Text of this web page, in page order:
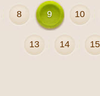
8 9 10
13 14 15